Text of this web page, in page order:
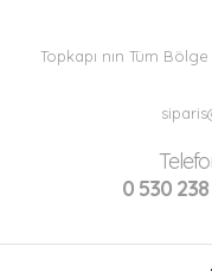
Topkapı nın Tüm
0 530 238